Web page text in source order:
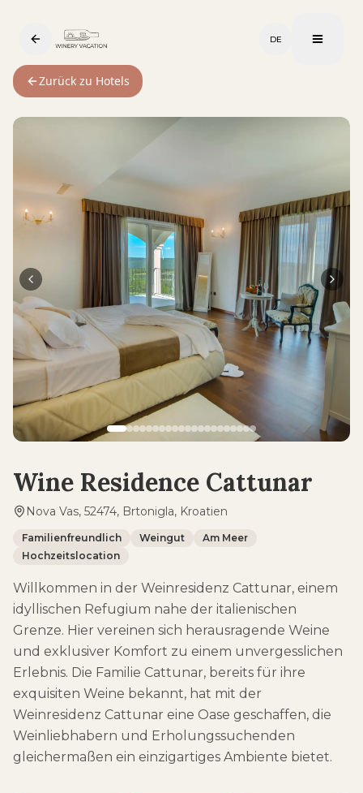
DE
Zurück zu Hotels
Wine Residence Cattunar
Nova Vas, 52474, Brtonigla, Kroatien
Familienfreundlich Weingut
Am Meer
Hochzeitslocation
Willkommen in der Weinresidenz Cattunar, einem
idyllischen Refugium nahe der italienischen
Grenze. Hier vereinen sich herausragende Weine
und exklusiver Komfort zu einem unvergesslichen
Erlebnis. Die Familie Cattunar, bereits für ihre
exquisiten Weine bekannt, hat mit der
Weinresidenz Cattunar eine Oase geschaffen, die
Weinliebhabern und Erholungssuchenden
gleichermaßen ein einzigartiges Ambiente bietet.